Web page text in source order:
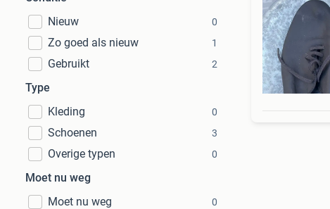
Nieuw
0
Zo goed als nieuw 1
Gebruikt 2
Type
Kleding
0
Schoenen 3
Overige typen 0
Moet nu weg
Moet nu weg
0